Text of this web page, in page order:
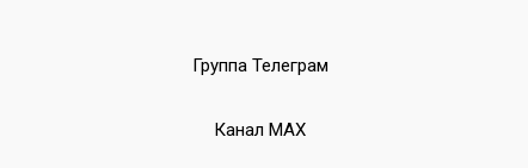
Группа Телеграм
Канал МАХ